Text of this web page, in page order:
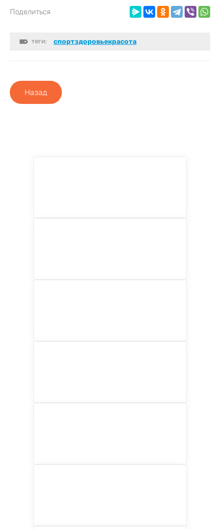
Поделиться
теги: спортздоровьекрасота
Назад